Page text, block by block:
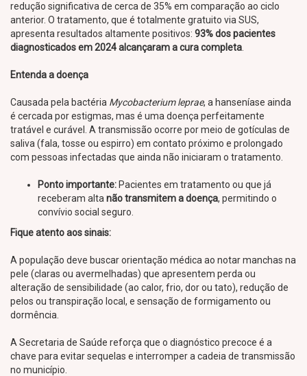
redução significativa de cerca de 35% em comparação ao ciclo
anterior. O tratamento, que é totalmente gratuito via SUS,
apresenta resultados altamente positivos: 93% dos pacientes
diagnosticados em 2024 alcançaram a cura completa
Entenda a doença
Causada pela bactéria Mycobacterium leprae, a hanseníase ainda
é cercada por estigmas, mas é uma doença perfeitamente
tratável e curável. A transmissão ocorre por meio de gotículas de
saliva (fala, tosse ou espirro) em contato próximo e prolongado
com pessoas infectadas que ainda não iniciaram o tratamento.
Ponto importante: Pacientes em tratamento ou que já
receberam alta não transmitem a doença, permitindo o
convívio social seguro.
Fique atento aos sinais:
A população deve buscar orientação médica ao notar manchas na
pele (claras ou avermelhadas) que apresentem perda ou
alteração de sensibilidade (ao calor, frio, dor ou tato), redução de
pelos ou transpiração local, e sensação de formigamento ou
dormência.
A Secretaria de Saúde reforça que o diagnóstico precoce é a
chave para evitar sequelas e interromper a cadeia de transmissão
no município.